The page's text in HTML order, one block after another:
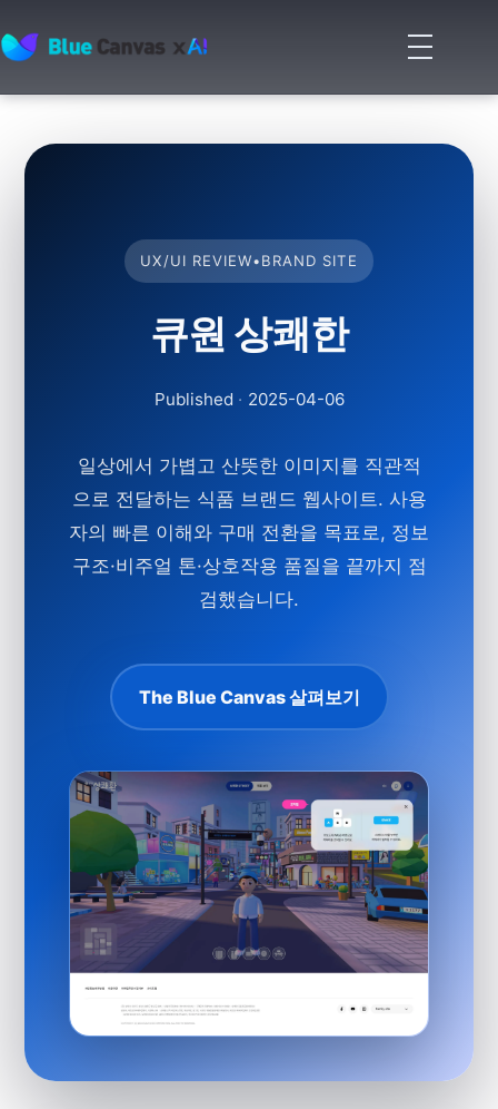
BLUECANVAS
메
뉴
기
UX/UI REVIEW•BRAND SITE
큐원 상쾌한
Published · 2025-04-06
일상에서 가볍고 산뜻한 이미지를 직관적
으로 전달하는 식품 브랜드 웹사이트. 사용
자의 빠른 이해와 구매 전환을 목표로, 정보
구조·비주얼 톤·상호작용 품질을 끝까지 점
검했습니다.
The Blue Canvas 살펴보기